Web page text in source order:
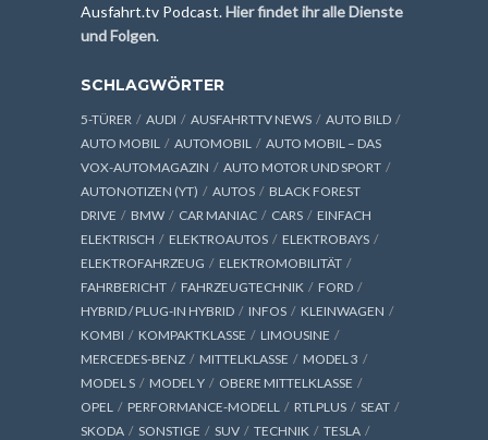
Ausfahrt.tv Podcast.Hier findet ihr alle Dienste
und Folgen.
SCHLAGWÖRTER
5-TÜRER AUDI AUSFAHRTTV NEWS
AUTO BILD
AUTO MOBIL
AUTOMOBIL
AUTO MOBIL – DAS
VOX-AUTOMAGAZIN
AUTO MOTOR UND SPORT
AUTONOTIZEN (YT)
AUTOS
BLACK FOREST
DRIVE
BMW CAR MANIAC CARS
EINFACH
ELEKTRISCH
ELEKTROAUTOS
ELEKTROBAYS
ELEKTROFAHRZEUG
ELEKTROMOBILITÄT
FAHRBERICHT
FAHRZEUGTECHNIK
FORD
HYBRID / PLUG-IN HYBRID
INFOS
KLEINWAGEN
KOMBI
KOMPAKTKLASSE
LIMOUSINE
MERCEDES-BENZ
MITTELKLASSE
MODEL 3
MODEL S
MODEL Y
OBERE MITTELKLASSE
OPEL
PERFORMANCE-MODELL RTLPLUS
SEAT
SKODA
SONSTIGE SUV TECHNIK
TESLA